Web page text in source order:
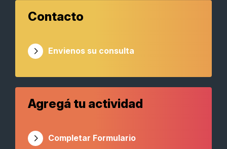
Contacto
Envienos su consulta
Agregá tu actividad
Completar Formulario